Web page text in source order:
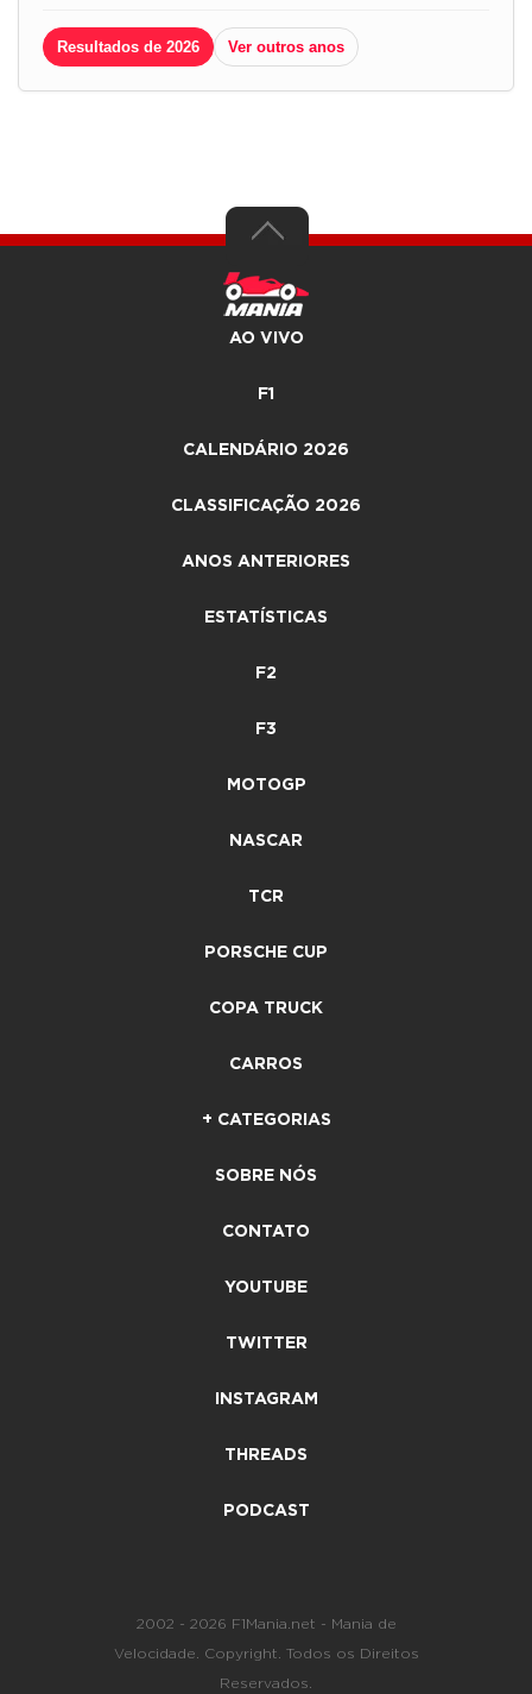
Resultados de 2026 Ver outros anos
AO VIVO
F1
CALENDÁRIO 2026
CLASSIFICAÇÃO 2026
ANOS ANTERIORES
ESTATÍSTICAS
F2
F3
MOTOGP
NASCAR
TCR
PORSCHE CUP
COPA TRUCK
CARROS
+ CATEGORIAS
SOBRE NÓS
CONTATO
YOUTUBE
TWITTER
INSTAGRAM
THREADS
PODCAST
2002 - 2026 F1Mania.net - Mania de
Velocidade. Copyright. Todos os Direitos
Reservados.